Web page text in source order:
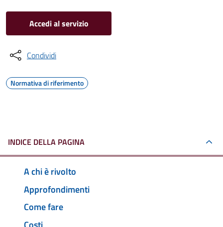
Accedi al servizio
Condividi
Normativa di riferimento
INDICE DELLA PAGINA
A chi è rivolto
Approfondimenti
Come fare